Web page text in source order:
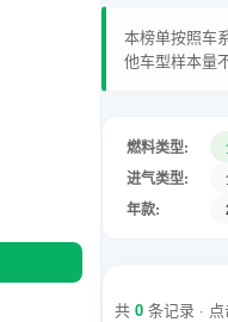
本榜单按照车
他车型样本量
燃料类型:
进气类型:
年款:
共 0 条记录 ·